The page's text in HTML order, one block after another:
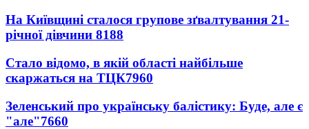
На Київщині сталося групове зґвалтування 21-
річної дівчини 8188
Стало відомо, в якій області найбільше
скаржаться на ТЦК7960
Зеленський про українську балістику: Буде, але є
"але"7660